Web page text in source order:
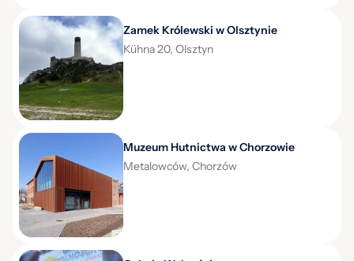
Zamek Królewski w Olsztynie
Kühna 20, Olsztyn
Muzeum Hutnictwa w Chorzowie
Metalowców, Chorzów